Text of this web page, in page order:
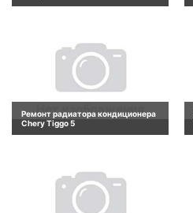
Ремонт радиатора кондиционера
Chery Tiggo 5